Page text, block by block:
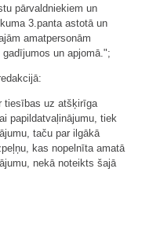
pārvaldniekiem un
3.panta astotā un
amatpersonām
un apjomā.";
tiesības uz atšķirīga
papildatvaļinājumu, tiek
taču par ilgākā
kas nopelnīta amatā
nekā noteikts šajā